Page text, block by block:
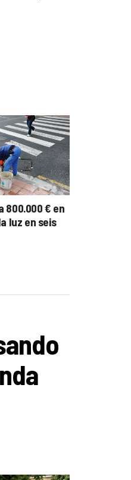
800.000 € en
luz en seis